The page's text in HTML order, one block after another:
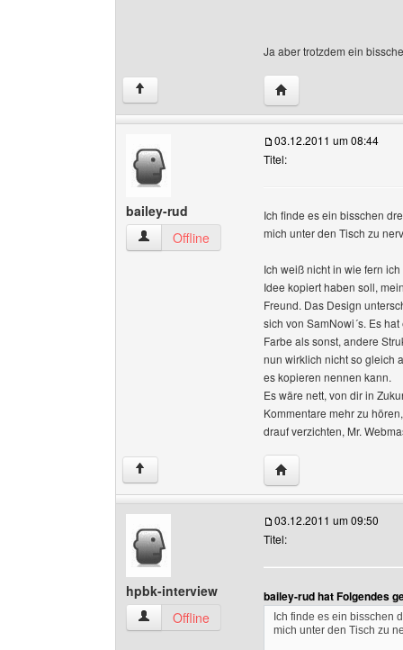
Ja aber trotzdem ein
↑ Website dieses
bailey-rud
bailey-rud Benutzer-Profile anzeigen
Offline
03.12.2011 um 08:44
Titel:
Ich finde es ein bisschen
mich unter den Tisch zu
Ich weiß nicht in wie fern
Idee kopiert haben soll,
Freund. Das Design
sich von SamNowi´s. Es
Farbe als sonst, andere
nun wirklich nicht so gleich
es kopieren nennen kann.
Es wäre nett, von dir in
Kommentare mehr zu
drauf verzichten, Mr.
↑ Website dieses
hpbk-interview
hpbk-interview Benutzer-Profile anzeigen
Offline
03.12.2011 um 09:50
Titel:
bailey-rud hat Folgendes
Ich finde es ein bisschen
mich unter den Tisch zu